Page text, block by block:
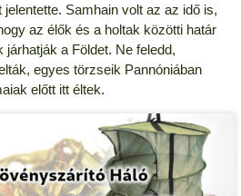
jelentette. Samhain volt az az idő is,
az élők és a holtak közötti határ
a Földet. Ne feledd,
egyes törzseik Pannóniában
előtt itt éltek.